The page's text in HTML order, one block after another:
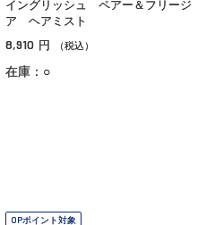
イングリッシュ ペアー＆フリージ
ア ヘアミスト
8,910 円 （税込）
在庫：○
OPポイント対象